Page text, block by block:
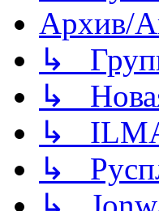
Архив/
↳
↳
↳ ILMA
↳